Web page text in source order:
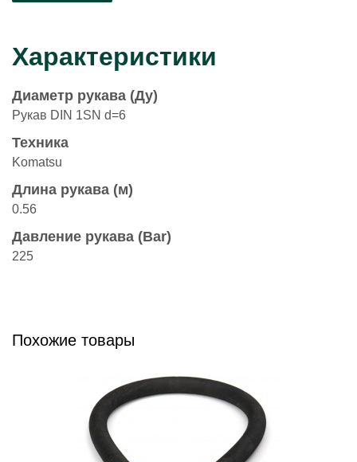
Характеристики
Диаметр рукава (Ду)
Рукав DIN 1SN d=6
Техника
Komatsu
Длина рукава (м)
0.56
Давление рукава (Bar)
225
Похожие товары